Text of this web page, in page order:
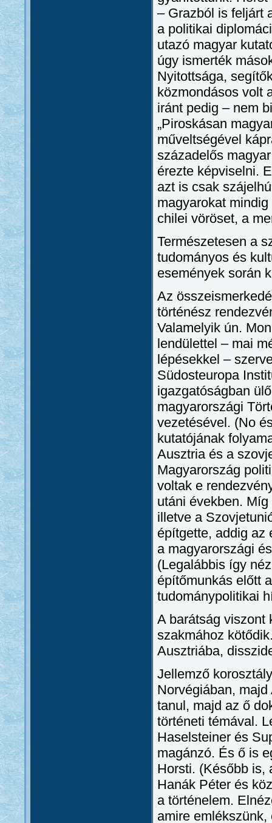
– Grazból is feljárt
a politikai
utazó magyar
úgy ismerték
Nyitottsága,
közmondásos volt
iránt pedig – nem
„Piroskásan
műveltségével
századelős
érezte képviselni.
azt is csak
magyarokat
chilei vöröset, a
Természetesen a
tudományos és
események során
Az
történész
Valamelyik ún.
lendülettel – mai
lépésekkel –
Südosteuropa
igazgatóságban
magyarországi
vezetésével. (No
kutatójának
Ausztria és a
Magyarország
voltak e
utáni években.
illetve a
építgette, addig az
a magyarországi
(Legalábbis így
építőmunkás előtt
tudománypolitikai
A barátság viszont
szakmához
Ausztriába,
Jellemző
Norvégiában,
tanul, majd az ő
történeti témával.
Haselsteiner és
magánzó. És ő is
Horsti. (Később is,
Hanák Péter és
a történelem.
amire